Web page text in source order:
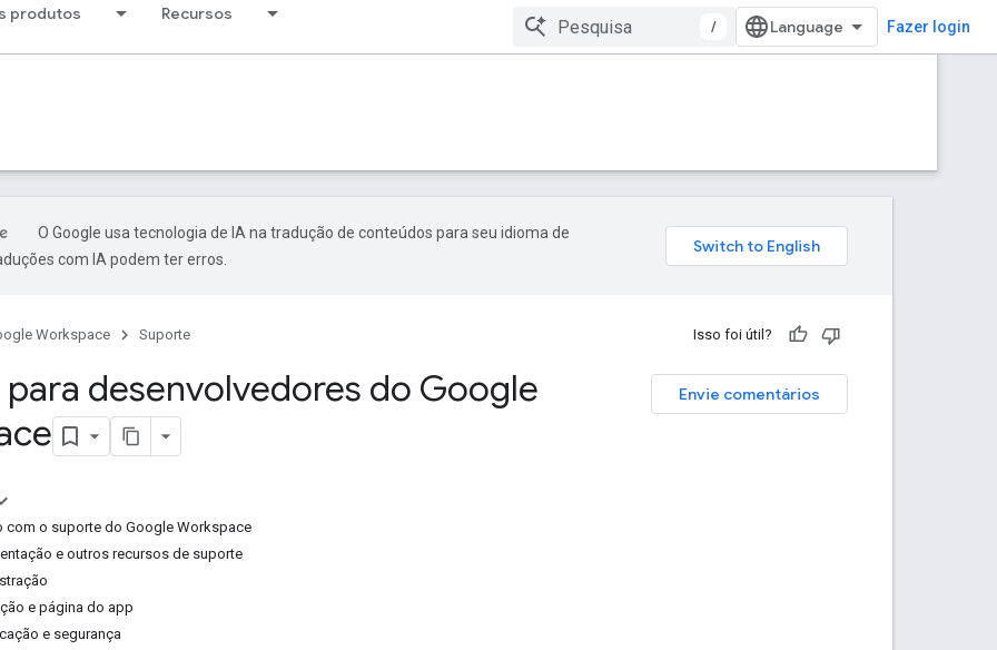
produtos Recursos
/ Fazer login
O Google usa tecnologia de IA na tradução de conteúdos para seu idioma de
com IA podem ter erros.
Workspace Suporte Isso foi útil?
Envie comentários
para desenvolvedores do Google
com o suporte do Google Workspace
e outros recursos de suporte
e página do app
e segurança